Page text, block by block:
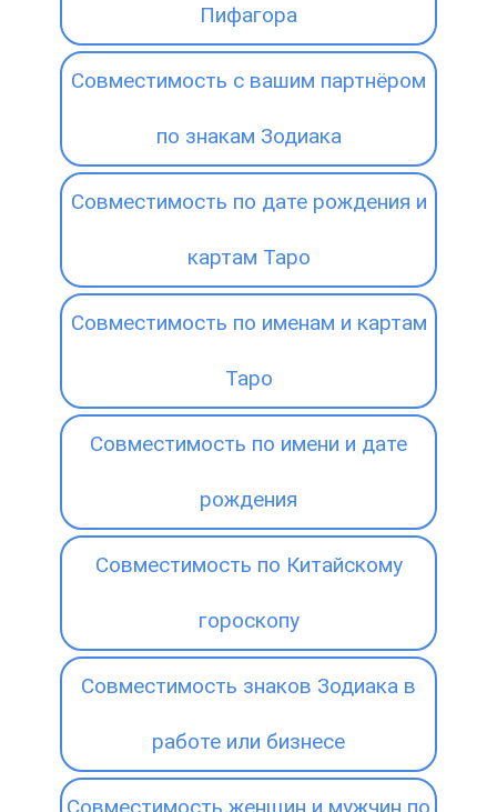
Пифагора
Совместимость с вашим партнёром
по знакам Зодиака
Совместимость по дате рождения и
картам Таро
Совместимость по именам и картам
Таро
Совместимость по имени и дате
рождения
Совместимость по Китайскому
гороскопу
Совместимость знаков Зодиака в
работе или бизнесе
Совместимость женщин и мужчин по